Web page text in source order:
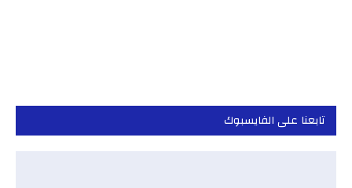
تابعنا على الفايسبوك